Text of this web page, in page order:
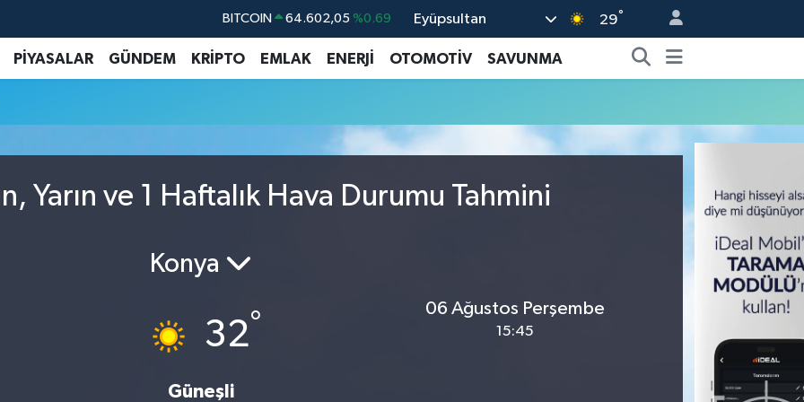
BITCOIN 64.602,05 %0.69
DOLAR 47,5986 %0.06
EURO 55,0700 %0.1
%0.32
Eyüpsultan 29°
PİYASALAR GÜNDEM KRİPTO EMLAK ENERJİ OTOMOTİV SAVUNMA
Yarın ve 1 Haftalık Hava Durumu Tahmini
Konya
32°
Güneşli
06 Ağustos Perşembe
15:45